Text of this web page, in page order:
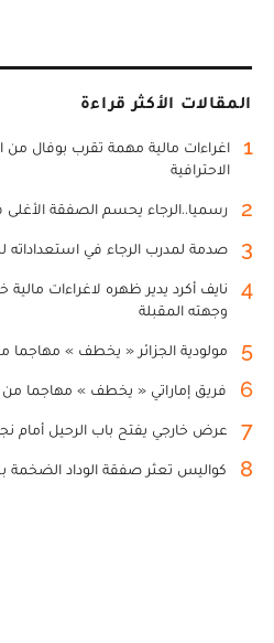
المقالات الأكثر قراءة
1
اغراءات مالية مهمة تقرب بوفال من
الاحترافية
2 رسميا..الرجاء يحسم الصفقة الأغلى
3 صدمة لمدرب الرجاء في استعداداته
4
نايف أكرد يدير ظهره لاغراءات مالية
وجهته المقبلة
5 مولودية الجزائر « يخطف » مهاجما
6 فريق إماراتي « يخطف » مهاجما من
7 عرض خارجي يفتح باب الرحيل أمام
8 كواليس تعثر صفقة الوداد